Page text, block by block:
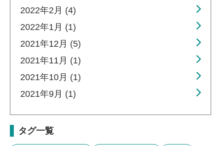
2022年2月 (4)
2022年1月 (1)
2021年12月 (5)
2021年11月 (1)
2021年10月 (1)
2021年9月 (1)
タグ一覧